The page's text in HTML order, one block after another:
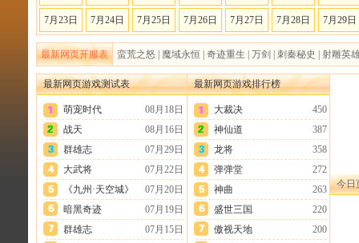
7月23日 7月24日 7月25日 7月26日 7月27日 7月28日 7月29日
最新网页开服表 蛮荒之怒 魔域永恒 奇迹重生 万剑 刺秦秘史 射雕英
最新网页游戏测试表
08月18日
萌宠时代
08月16日
战天
07月29日
群雄志
07月22日
大武将
07月20日
《九州·天空城》
07月19日
暗黑奇迹
07月15日
群雄志
最新网页游戏排行榜
450
大裁决
387
神仙道
358
龙将
272
弹弹堂
263
神曲
220
盛世三国
200
傲视天地
今日